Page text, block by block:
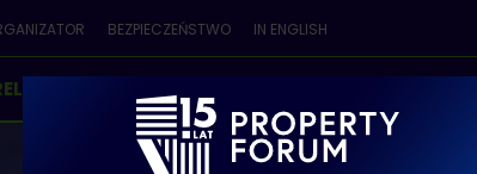
BEZPIECZEŃSTWO IN ENGLISH